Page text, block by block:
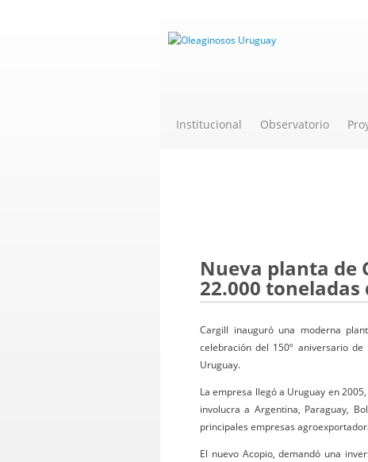
Institucional Observatorio
Nueva planta de
22.000 toneladas
Cargill inauguró una moderna
celebración del 150º aniversario
Uruguay.
La empresa llegó a Uruguay en
involucra a Argentina, Paraguay,
principales empresas
El nuevo Acopio, demandó una